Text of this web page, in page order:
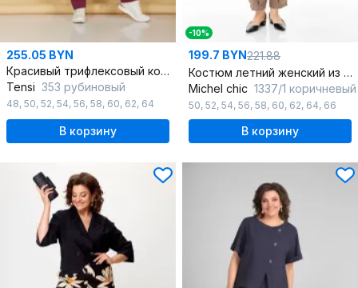
255.05 BYN
Красивый трифлексовый комплект жакет, брюки и футболка
Tensi 353 рубиновый
48, 50, 52, 54, 56, 58, 60, 62, 64
В корзину
-10%
199.7 BYN221.88
Костюм летний женский из льна: жакет и брюки
Michel chic 1337/1 коричневый
50, 52, 54, 56, 58, 60, 62, 64, 66
В корзину